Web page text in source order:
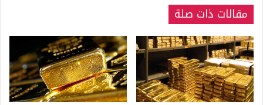
مقالات ذات صلة